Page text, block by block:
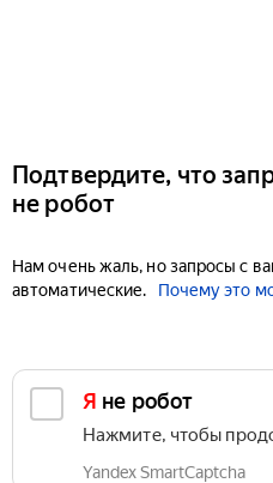
Подтвердите, что
не робот
Нам очень жаль, но запросы с
автоматические.
Почему это
Я не робот
Нажмите, чтобы
Yandex SmartCaptcha